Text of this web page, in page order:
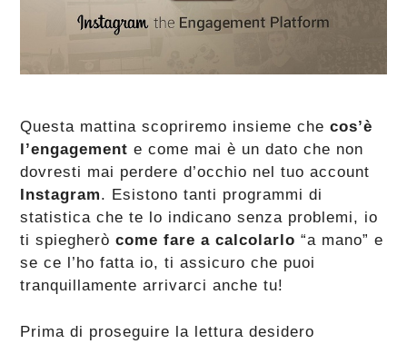
Questa mattina scopriremo insieme checos’è
l’engagement e come mai è un dato che non
dovresti mai perdere d’occhio nel tuo account
Instagram. Esistono tanti programmi di
statistica che te lo indicano senza problemi, io
ti spiegheròcome fare a calcolarlo “a mano” e
se ce l’ho fatta io, ti assicuro che puoi
tranquillamente arrivarci anche tu!
Prima di proseguire la lettura desidero